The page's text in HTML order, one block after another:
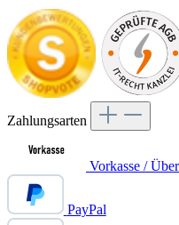
Zahlungsarten
Vorkasse /
PayPal